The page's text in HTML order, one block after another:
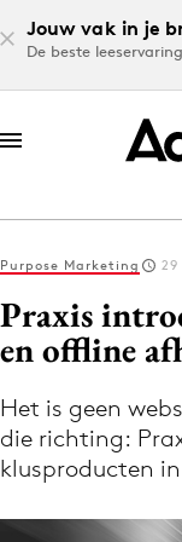
Jouw vak in je
De beste
Log in
Volg het
Purpose Marketing 29
Praxis
en offline
Het is geen
die richting:
klusproducten